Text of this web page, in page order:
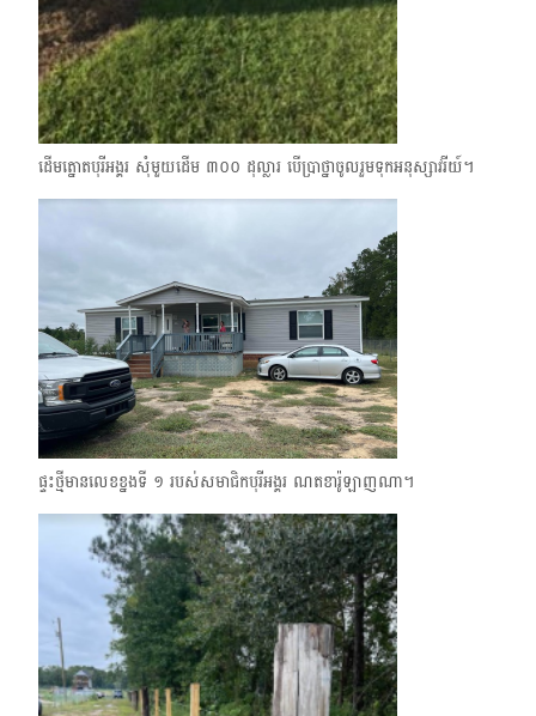
ដើមត្នោតបុរីអង្គរ សុំ​មួយ​ដើម ៣០០​ ដុល្លារ បើប្រាថ្នាចូលរួមទុកអនុស្សាវរីយ៍។
ផ្ទះថ្មីមានលេខខ្នងទី ១ របស់សមាជិកបុរីអង្គរ ណតខារ៉ូឡាញណា។